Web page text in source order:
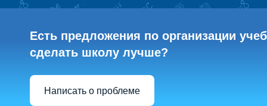
Есть предложения по организации
сделать школу лучше?
Написать о проблеме